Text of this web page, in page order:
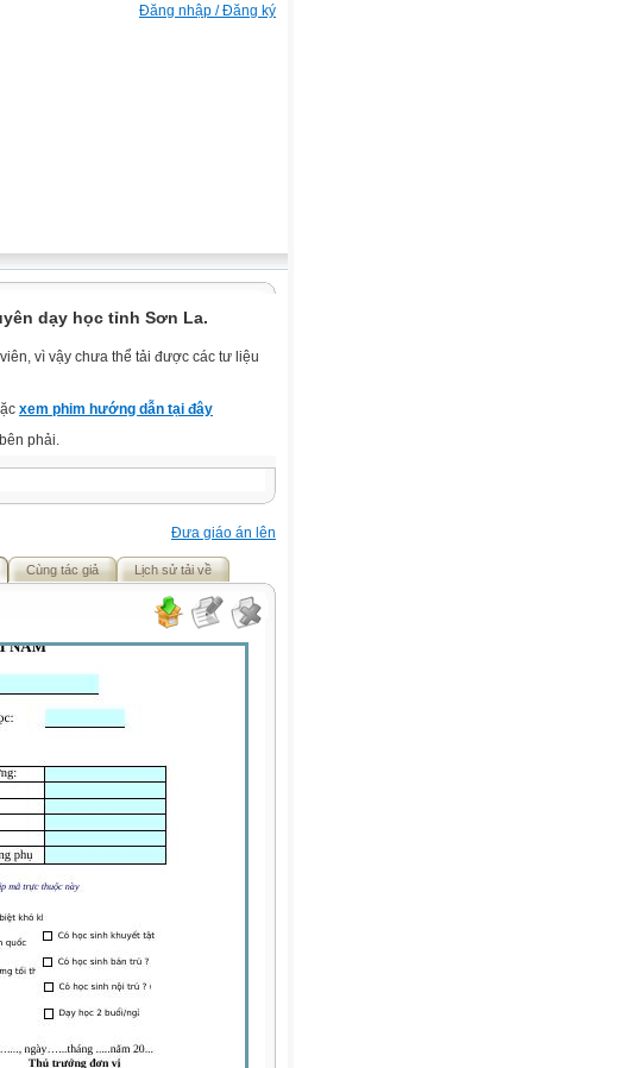
Đăng nhập / Đăng ký
dạy học tỉnh Sơn La.
vì vậy chưa thể tải được các tư liệu
xem phim hướng dẫn tại đây
phải.
Đưa giáo án lên
Cùng tác giả Lịch sử tải về